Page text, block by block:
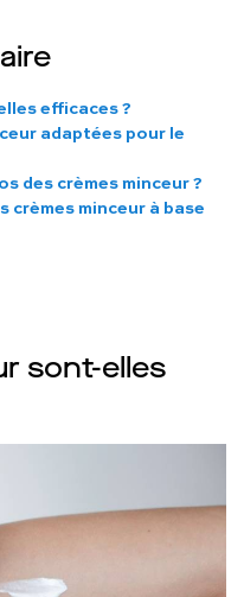
efficaces ?
adaptées pour le
des crèmes minceur ?
minceur à base
sont-elles